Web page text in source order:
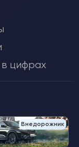
цифрах
Внедорожник